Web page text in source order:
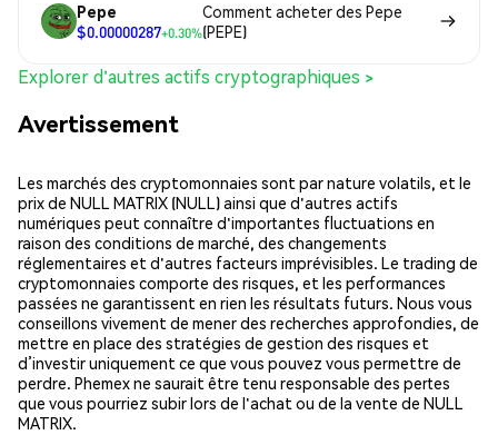
Pepe
$0.00000287+0.30%
Comment acheter des Pepe
(PEPE)
Explorer d'autres actifs cryptographiques >
Avertissement
Les marchés des cryptomonnaies sont par nature volatils, et le
prix de NULL MATRIX (NULL) ainsi que d'autres actifs
numériques peut connaître d'importantes fluctuations en
raison des conditions de marché, des changements
réglementaires et d'autres facteurs imprévisibles. Le trading de
cryptomonnaies comporte des risques, et les performances
passées ne garantissent en rien les résultats futurs. Nous vous
conseillons vivement de mener des recherches approfondies, de
mettre en place des stratégies de gestion des risques et
d’investir uniquement ce que vous pouvez vous permettre de
perdre. Phemex ne saurait être tenu responsable des pertes
que vous pourriez subir lors de l'achat ou de la vente de NULL
MATRIX.